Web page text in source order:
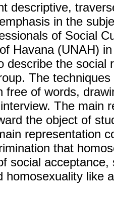
descriptive,
in the
of Social
Havana (UNAH)
describe the social
The
free of words,
The main
the object of
representation
that
social
homosexuality like